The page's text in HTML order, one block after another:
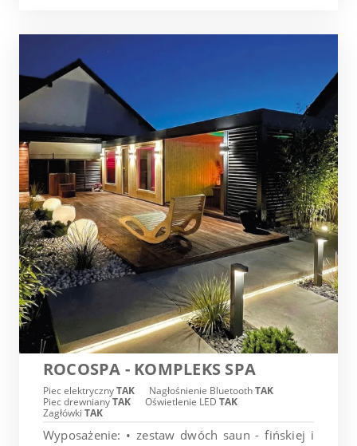
ROCOSPA - KOMPLEKS SPA
Piec elektrycznyTAK Nagłośnienie BluetoothTAK
Piec drewnianyTAK Oświetlenie LED TAK
Zagłówki TAK
Wyposażenie: • zestaw dwóch saun - fińskiej i